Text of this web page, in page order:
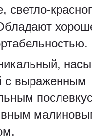
светло-
с выраженным